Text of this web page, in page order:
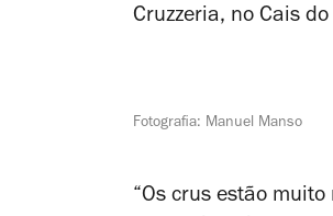
Cruzzeria, no Cais do
Fotografia: Manuel Manso
“Os crus estão